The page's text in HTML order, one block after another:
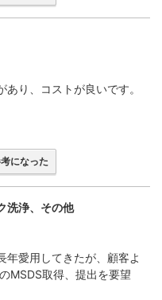
り、コストが良いです。
になった
洗浄、その他
年愛用してきたが、顧客よ
MSDS取得、提出を要望